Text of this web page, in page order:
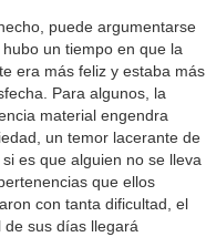
puede argumentarse
hubo un tiempo en que la
era más feliz y estaba más
Para algunos, la
material engendra
un temor lacerante de
es que alguien no se lleva
que ellos
con tanta dificultad, el
de sus días llegará